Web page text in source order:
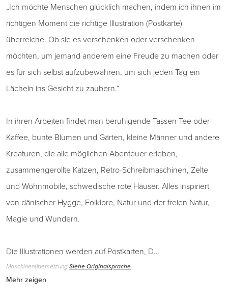
„Ich möchte Menschen glücklich machen, indem ich ihnen im
richtigen Moment die richtige Illustration (Postkarte)
überreiche. Ob sie es verschenken oder verschenken
möchten, um jemand anderem eine Freude zu machen oder
es für sich selbst aufzubewahren, um sich jeden Tag ein
Lächeln ins Gesicht zu zaubern.“
In ihren Arbeiten findet man beruhigende Tassen Tee oder
Kaffee, bunte Blumen und Gärten, kleine Männer und andere
Kreaturen, die alle möglichen Abenteuer erleben,
zusammengerollte Katzen, Retro-Schreibmaschinen, Zelte
und Wohnmobile, schwedische rote Häuser. Alles inspiriert
von dänischer Hygge, Folklore, Natur und der freien Natur,
Magie und Wundern.
Die Illustrationen werden auf Postkarten, D…
MaschinenübersetzungSiehe Originalsprache
Mehr zeigen